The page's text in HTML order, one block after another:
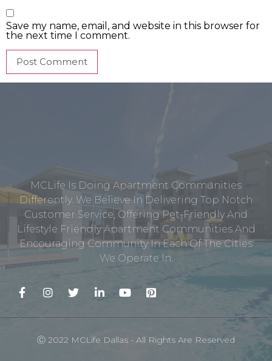
Save my name, email, and website in this browser for
the next time I comment.
MCLife Is Doing Apartment Communities
Differently. We Believe In Delivering Top Notch
Customer Service, Offering Pet-Friendly And
Lifestyle Friendly Apartment Communities And
Encouraging Community In Each Of The Cities
We Operate In.
Ⓒ 2022 MCLife Dallas - All Rights Are Reserved